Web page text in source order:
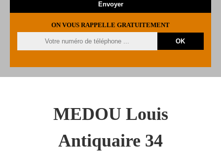
ON VOUS RAPPELLE GRATUITEMENT
MEDOU Louis
Antiquaire 34